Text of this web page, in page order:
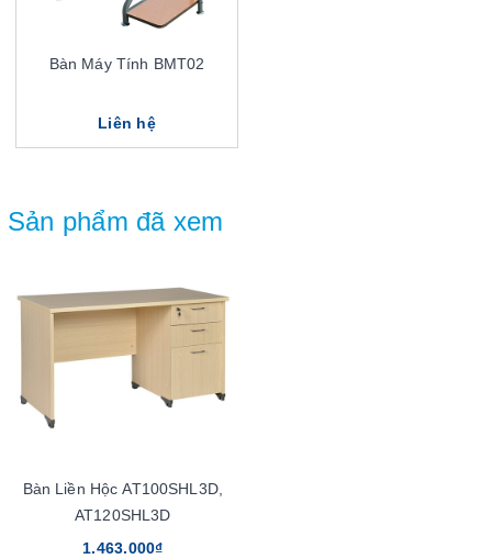
Bàn Máy Tính BMT02
Liên hệ
Sản phẩm đã xem
Bàn Liền Hộc AT100SHL3D,
AT120SHL3D
1.463.000₫